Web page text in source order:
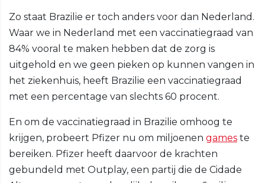
Zo staat Brazilie er toch anders voor dan Nederland.
Waar we in Nederland met een vaccinatiegraad van
84% vooral te maken hebben dat de zorg is
uitgehold en we geen pieken op kunnen vangen in
het ziekenhuis, heeft Brazilie een vaccinatiegraad
met een percentage van slechts 60 procent.
En om de vaccinatiegraad in Brazilie omhoog te
krijgen, probeert Pfizer nu om miljoenen games te
bereiken. Pfizer heeft daarvoor de krachten
gebundeld met Outplay, een partij die de Cidade